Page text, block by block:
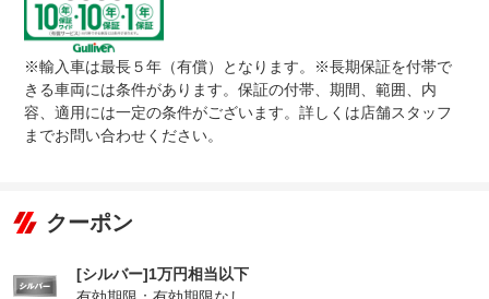
保証修理
●当店までご連絡ください。ご遠方の方は当店で受付後、
お近くのガリバー店舗または修理工場のご案内をいたしま
すので、お気軽にお申し付けください。
法定整備
整備付 法定12ヶ月または法定24ヶ月点検整備付
※車検なし・車検整備付の場合は法定24ヶ月点検整備付
※商用車は6ヶ月または12ヶ月点検整備付
もご用意しております。
※輸入車は最長５年（有償）となります。※長期保証を付帯で
きる車両には条件があります。保証の付帯、期間、範囲、内
容、適用には一定の条件がございます。詳しくは店舗スタッフ
までお問い合わせください。
クーポン
[シルバー]1万円相当以下